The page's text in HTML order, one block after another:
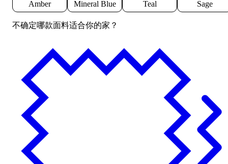
Amber Mineral Blue Teal Sage
不确定哪款面料适合你的家？